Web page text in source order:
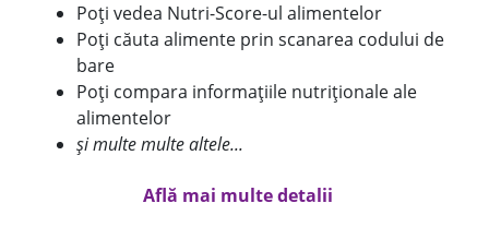
Poți vedea Nutri-Score-ul alimentelor
Poți căuta alimente prin scanarea codului de
bare
Poți compara informațiile nutriționale ale
alimentelor
și multe multe altele...
Află mai multe detalii